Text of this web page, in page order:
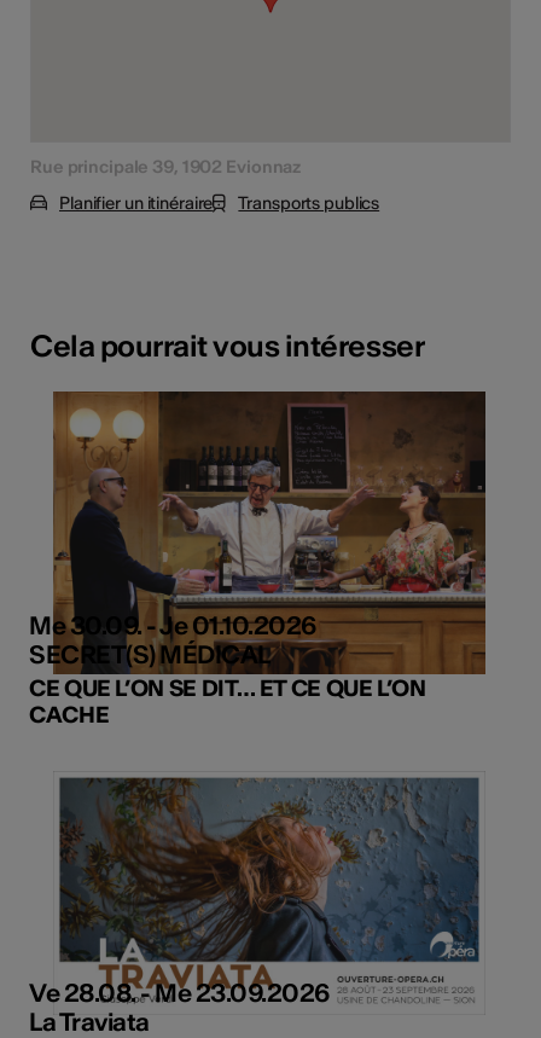
Rue principale 39, 1902 Evionnaz
Planifier un itinéraire
Transports publics
Cela pourrait vous intéresser
Me 30.09. - Je 01.10.2026
SECRET(S) MÉDICAL
CE QUE L’ON SE DIT… ET CE QUE L’ON
CACHE
Ve 28.08. - Me 23.09.2026
La Traviata